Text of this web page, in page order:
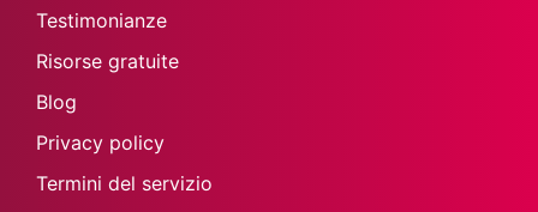
Testimonianze
Risorse gratuite
Blog
Privacy policy
Termini del servizio